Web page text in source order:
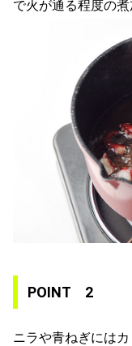
で火が通る程度の煮
POINT 2
ニラや青ねぎには